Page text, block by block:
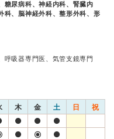
糖尿病科、神経内科、腎臓内
科、脳神経外科、整形外科、形
呼吸器専門医、気管支鏡専門
木 金 土 日 祝